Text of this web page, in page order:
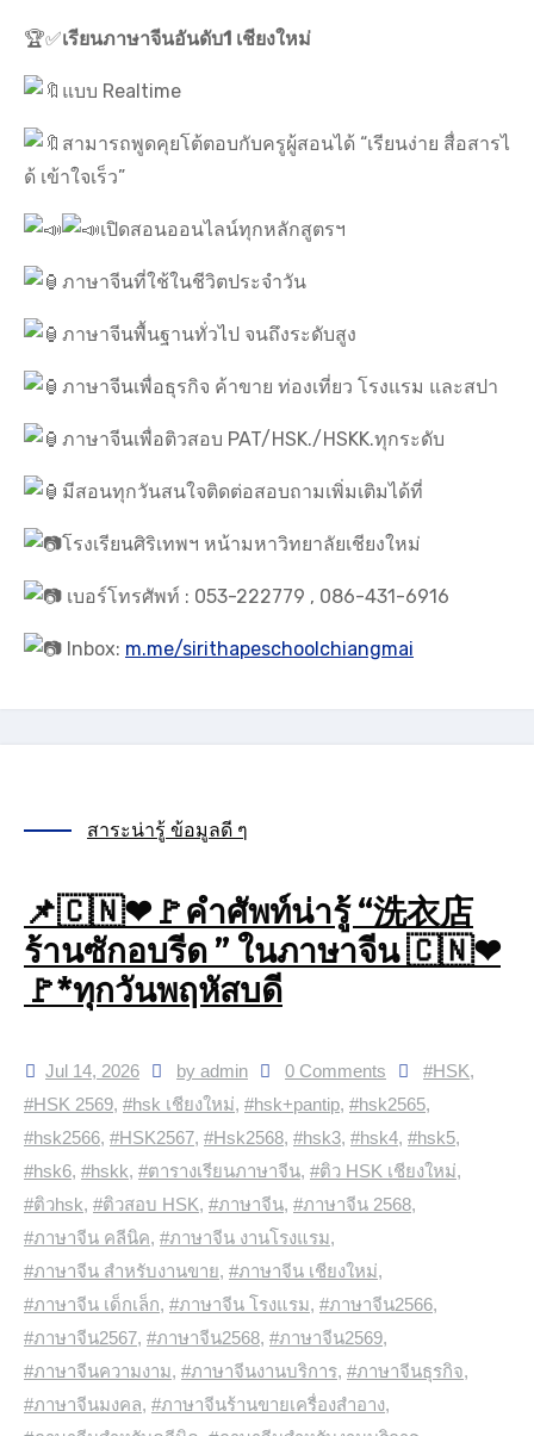
🏆✅เรียนภาษาจีนอันดับ1 เชียงใหม่
แบบ Realtime
สามารถพูดคุยโต้ตอบกับครูผู้สอนได้ “เรียนง่าย สื่อสารไ
ด้ เข้าใจเร็ว”
เปิดสอนออนไลน์ทุกหลักสูตรฯ
ภาษาจีนที่ใช้ในชีวิตประจำวัน
ภาษาจีนพื้นฐานทั่วไป จนถึงระดับสูง
ภาษาจีนเพื่อธุรกิจ ค้าขาย ท่องเที่ยว โรงแรม และสปา
ภาษาจีนเพื่อติวสอบ PAT/HSK./HSKK.ทุกระดับ
มีสอนทุกวันสนใจติดต่อสอบถามเพิ่มเติมได้ที่
โรงเรียนศิริเทพฯ หน้ามหาวิทยาลัยเชียงใหม่
เบอร์โทรศัพท์ : 053-222779 , 086-431-6916
Inbox: m.me/sirithapeschoolchiangmai
สาระน่ารู้ ข้อมูลดี ๆ
📌🇨🇳❤🚩คำศัพท์น่ารู้ “洗衣店
ร้านซักอบรีด ” ในภาษาจีน 🇨🇳❤
🚩*ทุกวันพฤหัสบดี
Jul 14, 2026 by admin 0 Comments #HSK,
#HSK 2569, #hsk เชียงใหม่, #hsk+pantip, #hsk2565,
#hsk2566, #HSK2567, #Hsk2568, #hsk3, #hsk4, #hsk5,
#hsk6, #hskk, #ตารางเรียนภาษาจีน, #ติว HSK เชียงใหม่,
#ติวhsk, #ติวสอบ HSK, #ภาษาจีน, #ภาษาจีน 2568,
#ภาษาจีน คลีนิค, #ภาษาจีน งานโรงแรม,
#ภาษาจีน สำหรับงานขาย, #ภาษาจีน เชียงใหม่,
#ภาษาจีน เด็กเล็ก, #ภาษาจีน โรงแรม, #ภาษาจีน2566,
#ภาษาจีน2567, #ภาษาจีน2568, #ภาษาจีน2569,
#ภาษาจีนความงาม, #ภาษาจีนงานบริการ, #ภาษาจีนธุรกิจ,
#ภาษาจีนมงคล, #ภาษาจีนร้านขายเครื่องสำอาง,